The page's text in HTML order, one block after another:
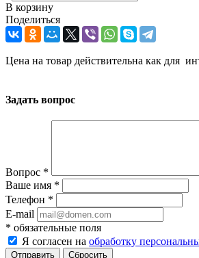
В корзину
Поделиться
Цена на товар действительна как для
Задать вопрос
Вопрос *
Ваше имя *
Телефон *
E-mail
* обязательные поля
Я согласен на обработку
Сбросить